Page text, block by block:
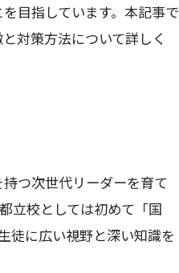
目指しています。本記事で
対策方法について詳しく
つ次世代リーダーを育て
立校としては初めて「国
徒に広い視野と深い知識を